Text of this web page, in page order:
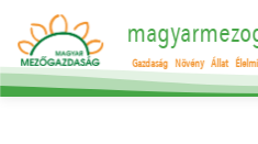
Gazdaság Növény Állat